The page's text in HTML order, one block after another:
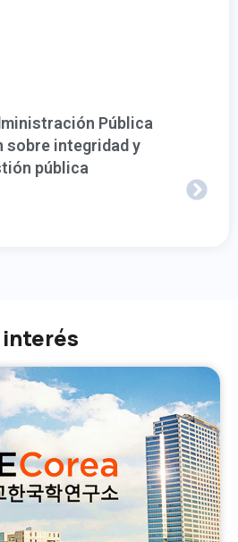
Pública
sobre integridad y
pública